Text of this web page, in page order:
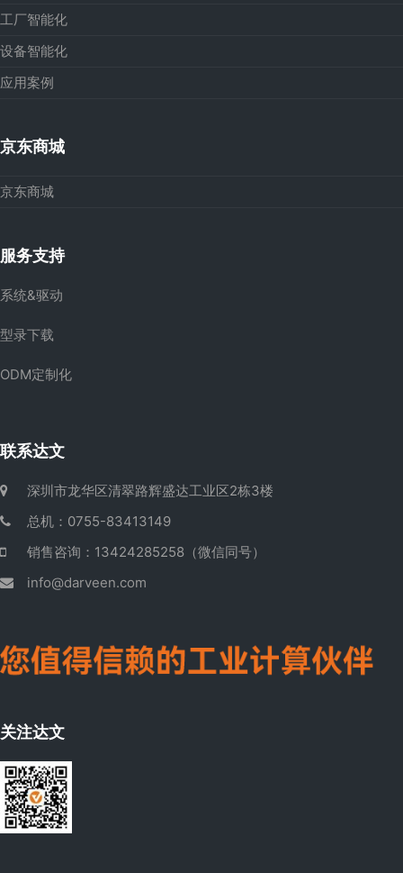
工厂智能化
设备智能化
应用案例
京东商城
京东商城
服务支持
系统&驱动
型录下载
ODM定制化
联系达文
深圳市龙华区清翠路辉盛达工业区2栋3楼
总机：0755-83413149
销售咨询：13424285258（微信同号）
info@darveen.com
关注达文